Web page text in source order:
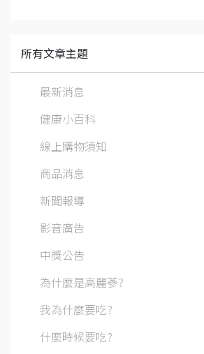
所有文章主題
最新消息
健康小百科
線上購物須知
商品消息
新聞報導
影音廣告
中獎公告
為什麼是高麗蔘?
我為什麼要吃?
什麼時候要吃?